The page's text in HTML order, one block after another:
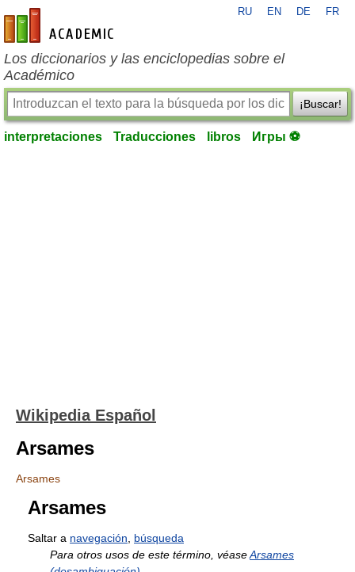
es-academic.com
RU EN DE FR
Los diccionarios y las enciclopedias sobre el
Académico
¡Buscar!
interpretaciones Traducciones libros Игры ⚽
Wikipedia Español
Arsames
Arsames
Arsames
Saltar a navegación
búsqueda
Para otros usos de este término, véaseArsames